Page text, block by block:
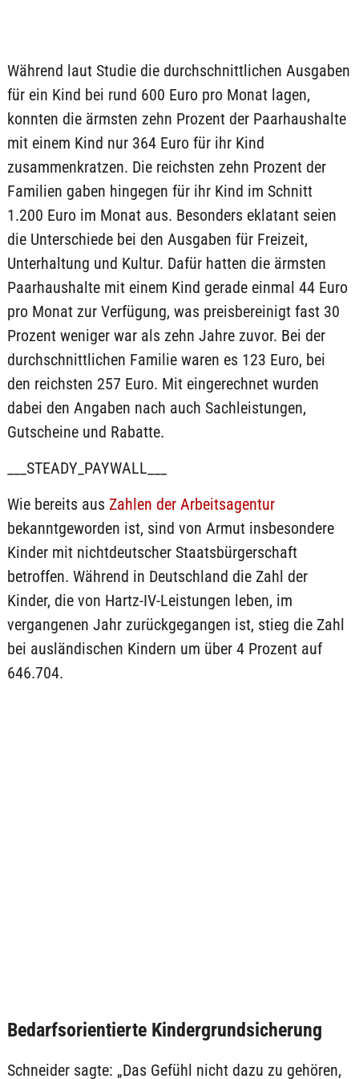
Während laut Studie die durchschnittlichen Ausgaben
für ein Kind bei rund 600 Euro pro Monat lagen,
konnten die ärmsten zehn Prozent der Paarhaushalte
mit einem Kind nur 364 Euro für ihr Kind
zusammenkratzen. Die reichsten zehn Prozent der
Familien gaben hingegen für ihr Kind im Schnitt
1.200 Euro im Monat aus. Besonders eklatant seien
die Unterschiede bei den Ausgaben für Freizeit,
Unterhaltung und Kultur. Dafür hatten die ärmsten
Paarhaushalte mit einem Kind gerade einmal 44 Euro
pro Monat zur Verfügung, was preisbereinigt fast 30
Prozent weniger war als zehn Jahre zuvor. Bei der
durchschnittlichen Familie waren es 123 Euro, bei
den reichsten 257 Euro. Mit eingerechnet wurden
dabei den Angaben nach auch Sachleistungen,
Gutscheine und Rabatte.
___STEADY_PAYWALL___
Wie bereits aus Zahlen der Arbeitsagentur
bekanntgeworden ist, sind von Armut insbesondere
Kinder mit nichtdeutscher Staatsbürgerschaft
betroffen. Während in Deutschland die Zahl der
Kinder, die von Hartz-IV-Leistungen leben, im
vergangenen Jahr zurückgegangen ist, stieg die Zahl
bei ausländischen Kindern um über 4 Prozent auf
646.704.
Bedarfsorientierte Kindergrundsicherung
Schneider sagte: „Das Gefühl nicht dazu zu gehören,